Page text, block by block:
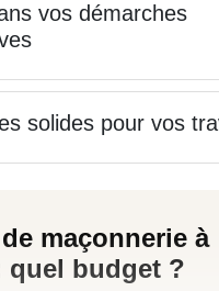
vos démarches
solides pour vos
maçonnerie à
quel budget ?